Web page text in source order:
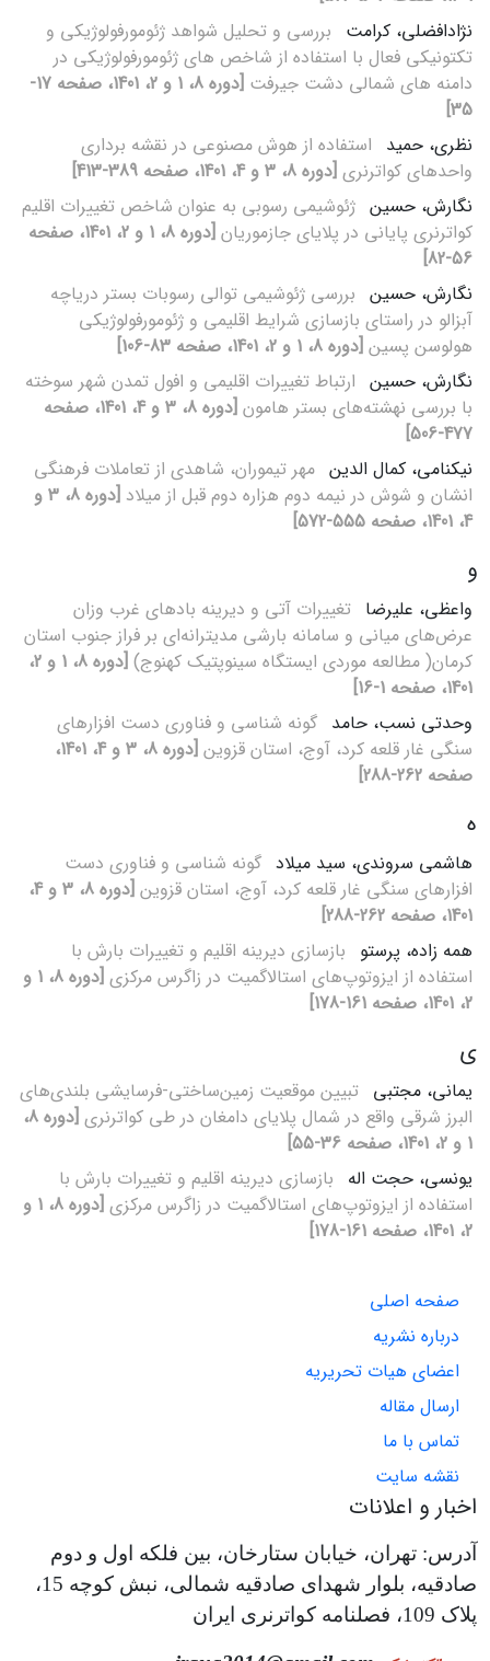
نژادافضلی، کرامت بررسی و تحلیل شواهد ژئومورفولوژیکی و
تکتونیکی فعال با استفاده از شاخص های ژئومورفولوژیکی در
دامنه های شمالی دشت جیرفت
[دوره 8، 1 و 2، 1401، صفحه 17-
35]
نظری، حمید استفاده از هوش مصنوعی در نقشه برداری
واحدهای کواترنری [دوره 8، 3 و 4، 1401، صفحه 389-413]
نگارش، حسین ژئوشیمی رسوبی به عنوان شاخص تغییرات اقلیم
کواترنری پایانی در پلایای جازموریان
[دوره 8، 1 و 2، 1401، صفحه
56-82]
نگارش، حسین بررسی ژئوشیمی توالی رسوبات بستر دریاچه
آبزالو در راستای بازسازی شرایط اقلیمی و ژئومورفولوژیکی
هولوسن پسین [دوره 8، 1 و 2، 1401، صفحه 83-106]
نگارش، حسین ارتباط تغییرات اقلیمی و افول تمدن شهر سوخته
با بررسی نهشته‌های بستر هامون
[دوره 8، 3 و 4، 1401، صفحه
477-506]
نیکنامی، کمال الدین مهر تیموران، شاهدی از تعاملات فرهنگی
انشان و شوش در نیمه دوم هزاره دوم قبل از میلاد
[دوره 8، 3 و
4، 1401، صفحه 555-572]
و
واعظی، علیرضا تغییرات آتی و دیرینه بادهای غرب وزان
عرض‌های میانی و سامانه بارشی مدیترانه‌ای بر فراز جنوب استان
کرمان( مطالعه موردی ایستگاه سینوپتیک کهنوج)
[دوره 8، 1 و 2،
1401، صفحه 1-16]
وحدتی نسب، حامد گونه شناسی و فناوری دست افزارهای
سنگی غار قلعه کرد، آوج، استان قزوین
[دوره 8، 3 و 4، 1401،
صفحه 262-288]
ه
هاشمی سروندی، سید میلاد گونه شناسی و فناوری دست
افزارهای سنگی غار قلعه کرد، آوج، استان قزوین
[دوره 8، 3 و 4،
1401، صفحه 262-288]
همه زاده، پرستو بازسازی دیرینه اقلیم و تغییرات بارش با
استفاده از ایزوتوپ‌های استالاگمیت در زاگرس مرکزی
[دوره 8، 1 و
2، 1401، صفحه 161-178]
ی
یمانی، مجتبی تبیین موقعیت زمین‌ساختی-فرسایشی بلندی‌های
البرز شرقی واقع در شمال پلایای دامغان در طی کواترنری
[دوره 8،
1 و 2، 1401، صفحه 36-55]
یونسی، حجت اله بازسازی دیرینه اقلیم و تغییرات بارش با
استفاده از ایزوتوپ‌های استالاگمیت در زاگرس مرکزی
[دوره 8، 1 و
2، 1401، صفحه 161-178]
صفحه اصلی
درباره نشریه
اعضای هیات تحریریه
ارسال مقاله
تماس با ما
نقشه سایت
اخبار و اعلانات
آدرس: تهران، خیابان ستارخان، بین فلکه اول و دوم
صادقیه، بلوار شهدای صادقیه شمالی، نبش کوچه 15،
پلاک 109، فصلنامه کواترنری ایران